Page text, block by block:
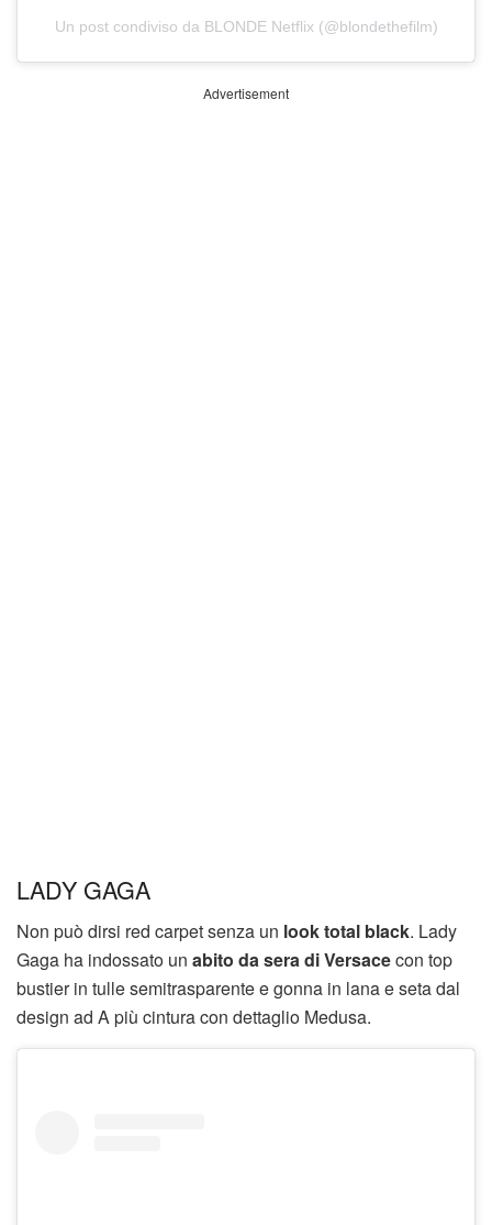
Un post condiviso da BLONDE Netflix (@blondethefilm)
Advertisement
LADY GAGA
Non può dirsi red carpet senza un look total black. Lady
Gaga ha indossato un abito da sera di Versacecon top
bustier in tulle semitrasparente e gonna in lana e seta dal
design ad A più cintura con dettaglio Medusa.